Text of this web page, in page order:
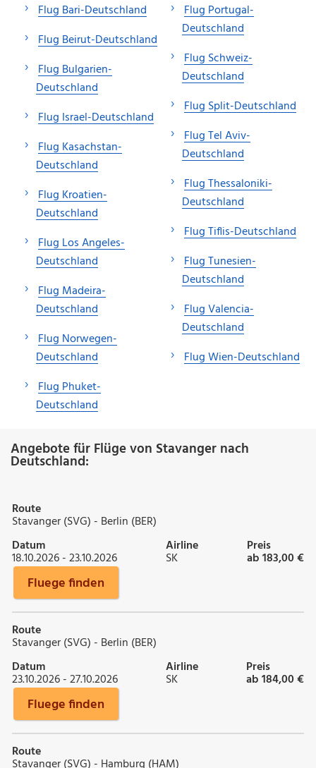
Flug Bari-Deutschland
Flug Beirut-Deutschland
Flug Bulgarien-
Deutschland
Flug Israel-Deutschland
Flug Kasachstan-
Deutschland
Flug Kroatien-
Deutschland
Flug Los Angeles-
Deutschland
Flug Madeira-
Deutschland
Flug Norwegen-
Deutschland
Flug Phuket-
Deutschland
Flug Portugal-
Deutschland
Flug Schweiz-
Deutschland
Flug Split-Deutschland
Flug Tel Aviv-
Deutschland
Flug Thessaloniki-
Deutschland
Flug Tiflis-Deutschland
Flug Tunesien-
Deutschland
Flug Valencia-
Deutschland
Flug Wien-Deutschland
Angebote für Flüge von Stavanger nach
Deutschland:
Route
Stavanger (SVG) - Berlin (BER)
Datum
18.10.2026 - 23.10.2026
Airline
SK
Preis
ab 183,00 €
Fluege finden
Route
Stavanger (SVG) - Berlin (BER)
Datum
23.10.2026 - 27.10.2026
Airline
SK
Preis
ab 184,00 €
Fluege finden
Route